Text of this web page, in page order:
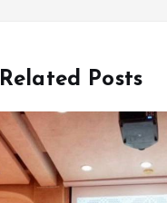
Related Posts